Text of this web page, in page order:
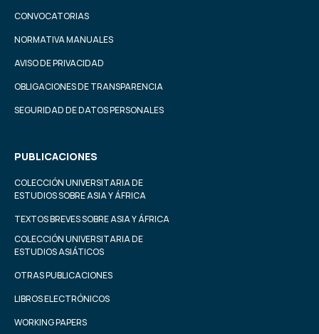
CONVOCATORIAS
NORMATIVA MANUALES
AVISO DE PRIVACIDAD
OBLIGACIONES DE TRANSPARENCIA
SEGURIDAD DE DATOS PERSONALES
PUBLICACIONES
COLECCIÓN UNIVERSITARIA DE
ESTUDIOS SOBRE ASIA Y ÁFRICA
TEXTOS BREVES SOBRE ASIA Y ÁFRICA
COLECCIÓN UNIVERSITARIA DE
ESTUDIOS ASIÁTICOS
OTRAS PUBLICACIONES
LIBROS ELECTRÓNICOS
WORKING PAPERS